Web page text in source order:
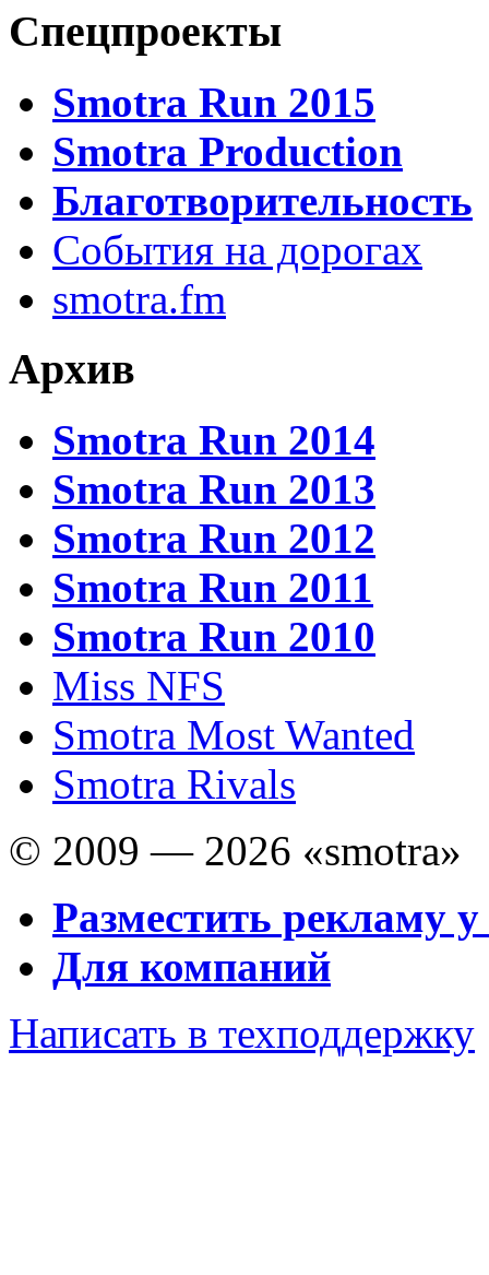
Спецпроекты
Smotra Run 2015
Smotra Production
Благотворительность
События на дорогах
smotra.fm
Архив
Smotra Run 2014
Smotra Run 2013
Smotra Run 2012
Smotra Run 2011
Smotra Run 2010
Miss NFS
Smotra Most Wanted
Smotra Rivals
© 2009 — 2026 «smotra»
Разместить рекламу у
Для компаний
Написать в техподдержку